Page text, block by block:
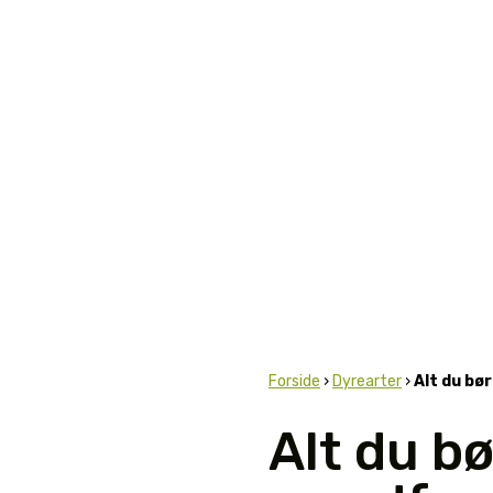
Forside › Dyrearter ›Alt du
Alt du